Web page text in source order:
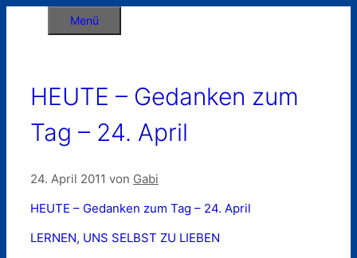
Menü
HEUTE – Gedanken zum
Tag – 24. April
24. April 2011 von Gabi
HEUTE – Gedanken zum Tag – 24. April
LERNEN, UNS SELBST ZU LIEBEN